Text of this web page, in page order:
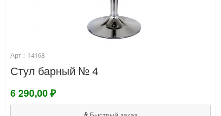
Арт.: Т4168
Стул барный № 4
6 290,00 ₽